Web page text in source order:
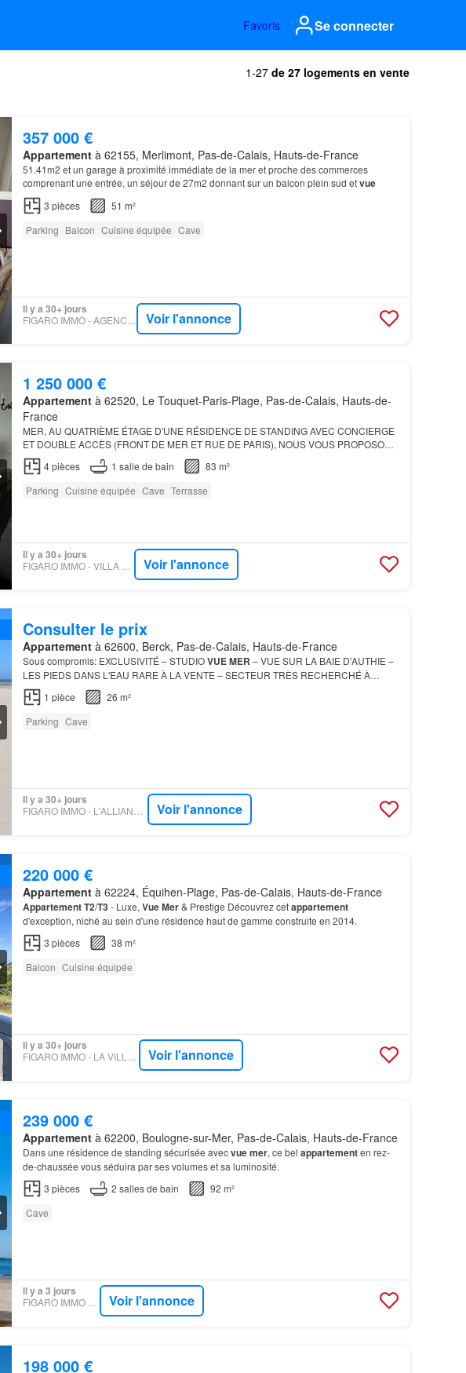
Favoris Se connecter
1-27 de 27 logements en vente
357 000 €
Appartementà 62155, Merlimont, Pas-de-Calais, Hauts-de-France
51.41m2 et un garage à proximité immédiate de la mer et proche des commerces
comprenant une entrée, un séjour de 27m2 donnant sur un balcon plein sud etvue
3 pièces
51 m²
Parking Balcon Cuisine équipée Cave
Il y a 30+ jours
Voir l'annonce
1 250 000 €
Appartementà 62520, Le Touquet-Paris-Plage, Pas-de-Calais, Hauts-de-
France
MER, AU QUATRIÈME ÉTAGE D'UNE RÉSIDENCE DE STANDING AVEC CONCIERGE
ET DOUBLE ACCÈS (FRONT DE MER ET RUE DE PARIS), NOUS VOUS PROPOSONS
A LA VENTE CET APPARTEMENT
GRAND SÉJOUR SUR BALCON-TERRASSE,
CUISINE ÉQUIPÉE SÉPARÉE, TROI…
4pièces 1 salle de bain
83 m²
Parking Cuisine équipée Cave Terrasse
Il y a 30+ jours
Voir l'annonce
Consulter le prix
Appartementà 62600, Berck, Pas-de-Calais, Hauts-de-France
Sous compromis: EXCLUSIVITÉ – STUDIOVUE MER – VUE SUR LA BAIE D'AUTHIE –
LES PIEDS DANS L'EAU RARE À LA VENTE – SECTEUR TRÈS RECHERCHÉ À
vendre en exclusivité Studio avec
les… 1 pièce
26 m²
Parking Cave
Il y a 30+ jours
Voir l'annonce
220 000 €
Appartementà 62224, Équihen-Plage, Pas-de-Calais, Hauts-de-France
Appartement T2/T3- Luxe, Vue Mer& Prestige Découvrez cetappartement
d'exception, niché au sein d'une résidence haut de gamme construite en 2014.
3 pièces
38 m²
Balcon Cuisine équipée
Il y a 30+ jours
Voir l'annonce
239 000 €
Appartementà 62200, Boulogne-sur-Mer, Pas-de-Calais, Hauts-de-France
Dans une résidence de standing sécurisée avecvue mer, ce bel appartementen rez-
de-chaussée vous séduira par ses volumes et sa luminosité.
3 pièces 2 salles de bain
92 m²
Cave
Il y a 3 jours
Voir l'annonce
198 000 €